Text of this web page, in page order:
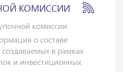
КОМИССИИ
комиссии
о составе
в рамках
и инвестиционных